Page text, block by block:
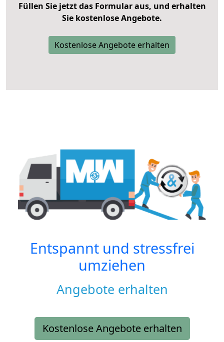
Füllen Sie jetzt das Formular aus, und erhalten
Sie kostenlose Angebote.
Kostenlose Angebote erhalten
Entspannt und stressfrei
umziehen
Angebote erhalten
Kostenlose Angebote erhalten